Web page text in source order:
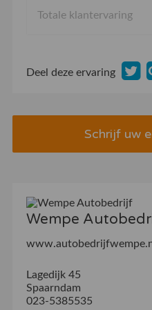
Totale klantervaring
Deel deze ervaring
Schrijf uw
Wempe
Lagedijk 45
Spaarndam
023-5385535